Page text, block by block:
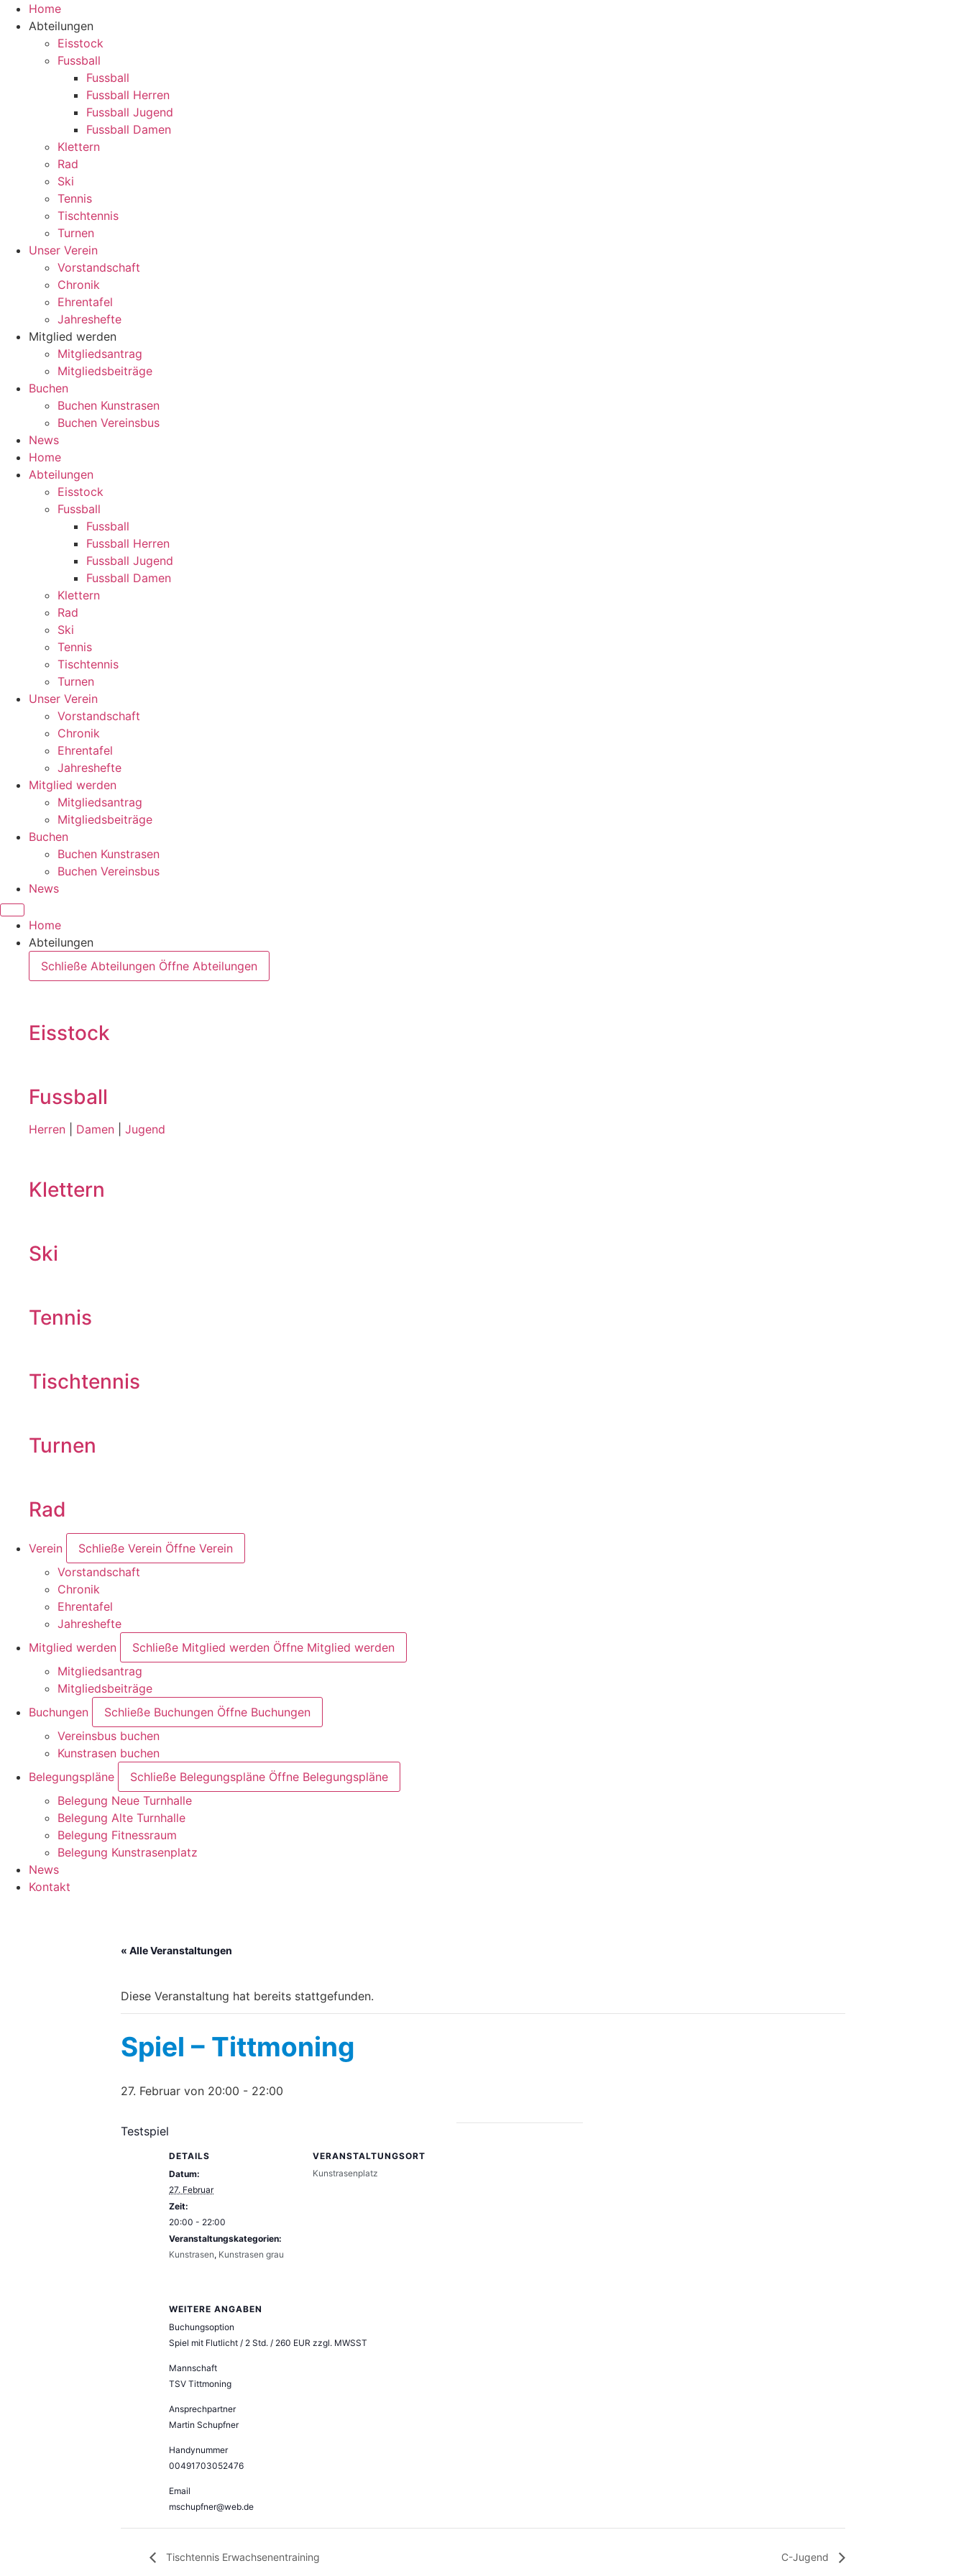
Zum
Inhalt
springen
Home
Abteilungen
Eisstock
Fussball
Fussball
Fussball Herren
Fussball Jugend
Fussball Damen
Klettern
Rad
Ski
Tennis
Tischtennis
Turnen
Unser Verein
Vorstandschaft
Chronik
Ehrentafel
Jahreshefte
Mitglied werden
Mitgliedsantrag
Mitgliedsbeiträge
Buchen
Buchen Kunstrasen
Buchen Vereinsbus
News
Home
Abteilungen
Eisstock
Fussball
Fussball
Fussball Herren
Fussball Jugend
Fussball Damen
Klettern
Rad
Ski
Tennis
Tischtennis
Turnen
Unser Verein
Vorstandschaft
Chronik
Ehrentafel
Jahreshefte
Mitglied werden
Mitgliedsantrag
Mitgliedsbeiträge
Buchen
Buchen Kunstrasen
Buchen Vereinsbus
News
Home
Abteilungen
Schließe Abteilungen Öffne Abteilungen
Eisstock
Fussball
Herren Damen Jugend
Klettern
Ski
Tennis
Tischtennis
Turnen
Rad
Verein Schließe Verein Öffne Verein
Vorstandschaft
Chronik
Ehrentafel
Jahreshefte
Mitglied werden
Schließe Mitglied werden Öffne Mitglied werden
Mitgliedsantrag
Mitgliedsbeiträge
Buchungen
Schließe Buchungen Öffne Buchungen
Vereinsbus buchen
Kunstrasen buchen
Belegungspläne
Schließe Belegungspläne Öffne Belegungspläne
Belegung Neue Turnhalle
Belegung Alte Turnhalle
Belegung Fitnessraum
Belegung Kunstrasenplatz
News
Kontakt
« Alle Veranstaltungen
Diese Veranstaltung hat bereits stattgefunden.
Spiel – Tittmoning
27. Februar von 20:00 - 22:00
Testspiel
DETAILS
Datum:
27. Februar
Zeit:
20:00 - 22:00
Veranstaltungskategorien:
Kunstrasen, Kunstrasen grau
VERANSTALTUNGSORT
Kunstrasenplatz
WEITERE ANGABEN
Buchungsoption
Spiel mit Flutlicht / 2 Std. / 260 EUR zzgl. MWSST
Mannschaft
TSV Tittmoning
Ansprechpartner
Martin Schupfner
Handynummer
00491703052476
Email
mschupfner@web.de
Tischtennis Erwachsenentraining C-Jugend